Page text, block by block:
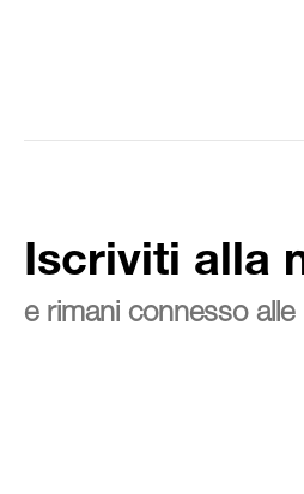
Iscriviti alla
e rimani connesso